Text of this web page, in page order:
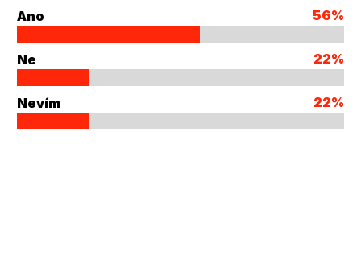
Ano
56%
Ne 22%
Nevím 22%